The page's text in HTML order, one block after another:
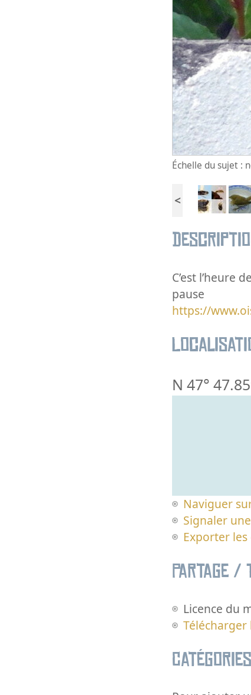
Échelle du sujet :
<
C’est l’heure
pause
https://
N 47°
Naviguer
Signaler
Exporter les
Partage /
Licence du
Télécharger